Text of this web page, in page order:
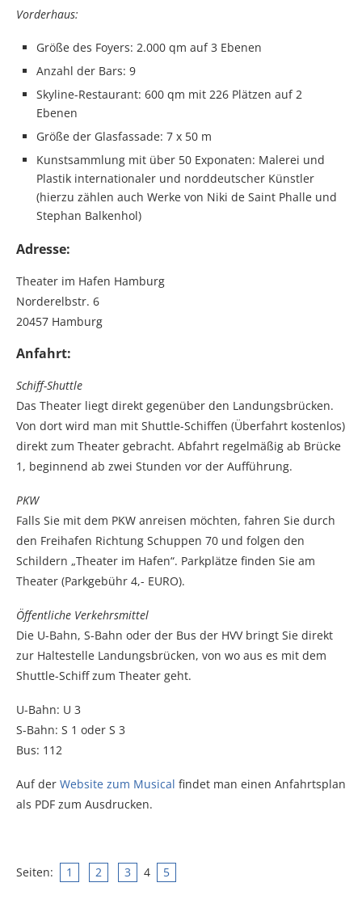
Vorderhaus:
Größe des Foyers: 2.000 qm auf 3 Ebenen
Anzahl der Bars: 9
Skyline-Restaurant: 600 qm mit 226 Plätzen auf 2
Ebenen
Größe der Glasfassade: 7 x 50 m
Kunstsammlung mit über 50 Exponaten: Malerei und
Plastik internationaler und norddeutscher Künstler
(hierzu zählen auch Werke von Niki de Saint Phalle und
Stephan Balkenhol)
Adresse:
Theater im Hafen Hamburg
Norderelbstr. 6
20457 Hamburg
Anfahrt:
Schiff-Shuttle
Das Theater liegt direkt gegenüber den Landungsbrücken.
Von dort wird man mit Shuttle-Schiffen (Überfahrt kostenlos)
direkt zum Theater gebracht. Abfahrt regelmäßig ab Brücke
1, beginnend ab zwei Stunden vor der Aufführung.
PKW
Falls Sie mit dem PKW anreisen möchten, fahren Sie durch
den Freihafen Richtung Schuppen 70 und folgen den
Schildern „Theater im Hafen“. Parkplätze finden Sie am
Theater (Parkgebühr 4,- EURO).
Öffentliche Verkehrsmittel
Die U-Bahn, S-Bahn oder der Bus der HVV bringt Sie direkt
zur Haltestelle Landungsbrücken, von wo aus es mit dem
Shuttle-Schiff zum Theater geht.
U-Bahn: U 3
S-Bahn: S 1 oder S 3
Bus: 112
Auf der Website zum Musical findet man einen Anfahrtsplan
als PDF zum Ausdrucken.
Seiten: 1 2 3 4 5